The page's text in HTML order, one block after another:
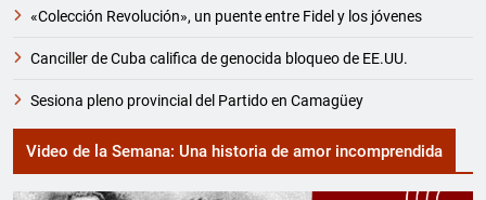
«Colección Revolución», un puente entre Fidel y los jóvenes
Canciller de Cuba califica de genocida bloqueo de EE.UU.
Sesiona pleno provincial del Partido en Camagüey
Video de la Semana: Una historia de amor incomprendida